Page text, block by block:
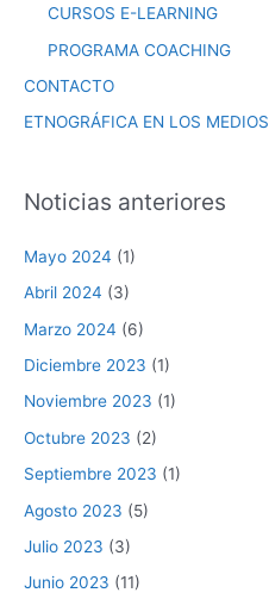
CURSOS E-LEARNING
PROGRAMA COACHING
CONTACTO
ETNOGRÁFICA EN LOS MEDIOS
Noticias anteriores
Mayo 2024 (1)
Abril 2024 (3)
Marzo 2024 (6)
Diciembre 2023 (1)
Noviembre 2023 (1)
Octubre 2023 (2)
Septiembre 2023 (1)
Agosto 2023 (5)
Julio 2023 (3)
Junio 2023 (11)